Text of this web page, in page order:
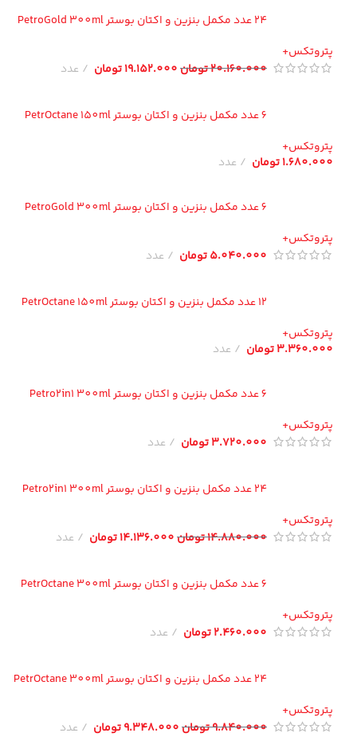
24 عدد مکمل بنزین و اکتان بوستر PetroGold 300ml
20.160.000تومان19.152.000تومان عدد
6 عدد مکمل بنزین و اکتان بوستر PetrOctane 150ml
تومان عدد
6 عدد مکمل بنزین و اکتان بوستر PetroGold 300ml
5.040.000تومان عدد
12 عدد مکمل بنزین و اکتان بوستر PetrOctane 150ml
تومان عدد
6 عدد مکمل بنزین و اکتان بوستر Petro2in1 300ml
3.720.000تومان عدد
24 عدد مکمل بنزین و اکتان بوستر Petro2in1 300ml
14.880.000تومان14.136.000تومان عدد
6 عدد مکمل بنزین و اکتان بوستر PetrOctane 300ml
2.460.000تومان عدد
24 عدد مکمل بنزین و اکتان بوستر PetrOctane 300ml
9.840.000تومان9.348.000تومان عدد